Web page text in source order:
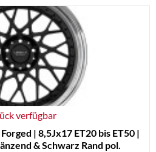
verfügbar
| 8,5Jx17 ET20 bis ET50 |
& Schwarz Rand pol.